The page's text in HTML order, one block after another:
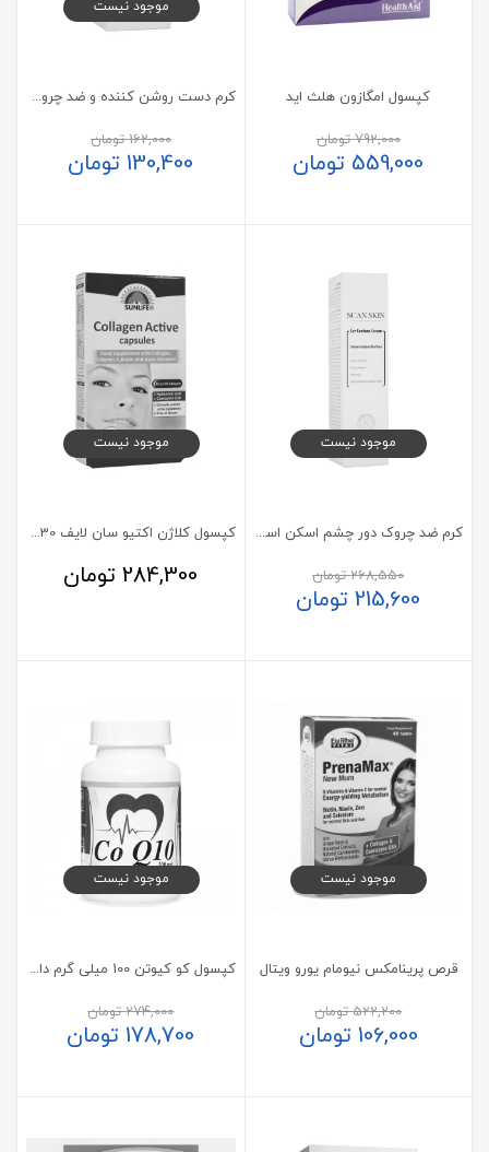
کپسول امگازون هلث اید
792,000تومان
559,000 تومان
موجود نیست
کرم دست روشن کننده و ضد چروک اسکن اسکین 50 میلی لیتر
162,000تومان
130,400 تومان
موجود نیست
کرم ضد چروک دور چشم اسکن اسکین 20 میلی لیتر
268,550تومان
215,600تومان
موجود نیست
کپسول کلاژن اکتیو سان لایف 30 عدد
284,300تومان
موجود نیست
قرص پرینامکس نیومام یورو ویتال
522,200تومان
106,000 تومان
موجود نیست
کپسول کو کیوتن 100 میلی گرم دانا 50 عدد
274,000تومان
178,700 تومان